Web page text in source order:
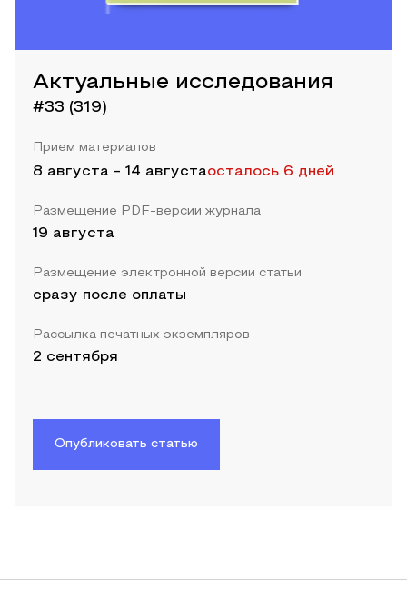
Актуальные исследования
#33 (319)
Прием материалов
8 августа - 14 августаосталось 6 дней
Размещение PDF-версии журнала
19 августа
Размещение электронной версии статьи
сразу после оплаты
Рассылка печатных экземпляров
2 сентября
Опубликовать статью